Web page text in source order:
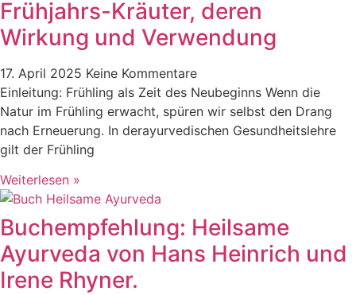
Frühjahrs-Kräuter, deren
Wirkung und Verwendung
17. April 2025 Keine Kommentare
Einleitung: Frühling als Zeit des Neubeginns Wenn die
Natur im Frühling erwacht, spüren wir selbst den Drang
nach Erneuerung. In derayurvedischen Gesundheitslehre
gilt der Frühling
Weiterlesen »
Buchempfehlung: Heilsame
Ayurveda von Hans Heinrich und
Irene Rhyner.